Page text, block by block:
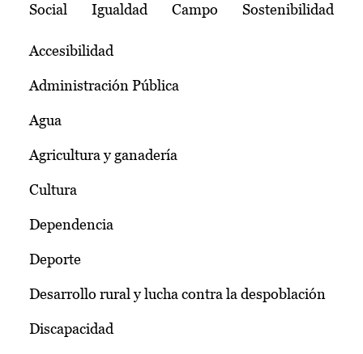
Social Igualdad Campo Sostenibilidad
Accesibilidad
Administración Pública
Agua
Agricultura y ganadería
Cultura
Dependencia
Deporte
Desarrollo rural y lucha contra la despoblación
Discapacidad